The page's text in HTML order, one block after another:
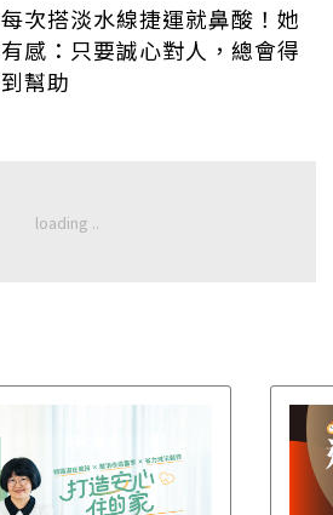
每次搭淡水線捷運就鼻酸！她
有感：只要誠心對人，總會得
到幫助